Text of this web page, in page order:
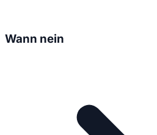
Wann nein